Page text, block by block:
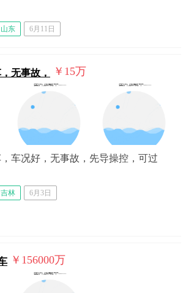
山东 6月11日
无事故， ￥15万
车况好，无事故，先导操控，可过
吉林 6月3日
￥156000万